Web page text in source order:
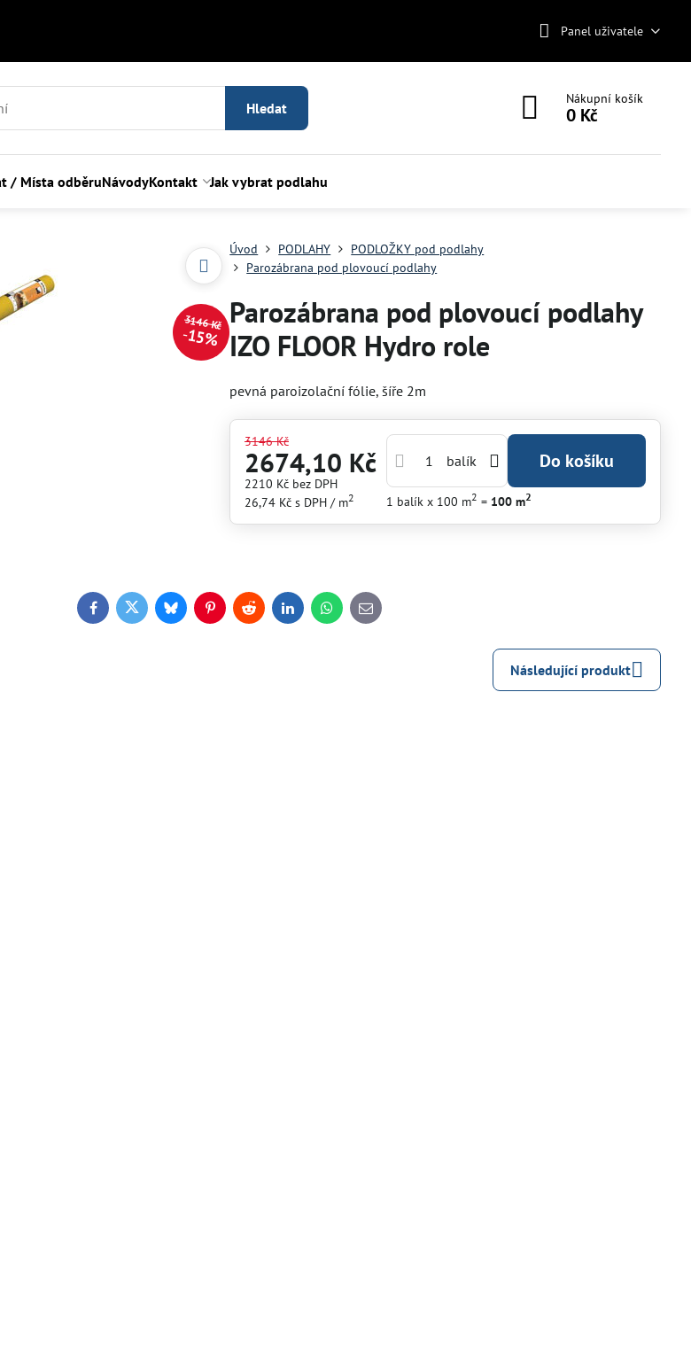
Panel uživatele
Hledat
Nákupní košík
0 Kč
/ Místa odběruNávodyKontakt Jak vybrat podlahu
3146 Kč
15%
Úvod PODLAHY
PODLOŽKY pod podlahy
Parozábrana pod plovoucí podlahy
Parozábrana pod plovoucí podlahy
IZO FLOOR Hydro role
pevná paroizolační fólie, šíře 2m
3146 Kč
2674,10 Kč
2210 Kč bez DPH
26,74 Kč s DPH / m2
balík Do košíku
1 balíkx 100 m2 = 100 m2
FacebookTwitterBlueskyPinterestRedditLinkedInWhatsApp
E-
mail
Následující produkt